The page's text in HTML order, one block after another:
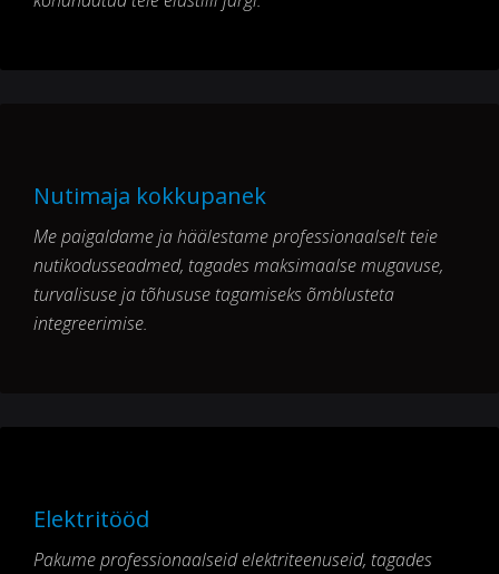
Nutimaja kokkupanek
Me paigaldame ja häälestame professionaalselt teie
nutikodusseadmed, tagades maksimaalse mugavuse,
turvalisuse ja tõhususe tagamiseks õmblusteta
integreerimise.
Elektritööd
Pakume professionaalseid elektriteenuseid, tagades